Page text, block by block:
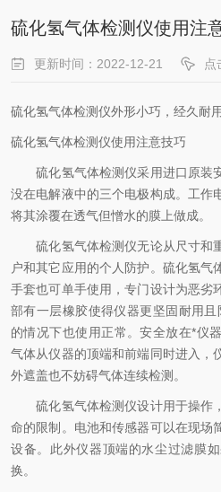
硫化氢气体检测仪使用注
更新时间：2022-12-21 点
硫化氢气体检测仪外形小巧，经久耐
硫化氢气体检测仪使用注意技巧
硫化氢气体检测仪采用进口原装
没在电解液中的三个电极构成。工作
将其涂覆在透气但憎水的膜上做成。
硫化氢气体检测仪无论从尺寸和
户和其它应用的个人防护。硫化氢气
手套也可单手使用，专门设计为恶劣
部有一层橡胶使得仪器更坚固耐用
的情况下也使用正常。安全放在*仪
气体从仪器的顶端和前端同时进入，
外遮盖也不妨碍气体连续检测。
硫化氢气体检测仪设计用于操作
命的限制。电池和传感器可以在现场
设备。此外仪器顶端的水尘过滤膜
换。